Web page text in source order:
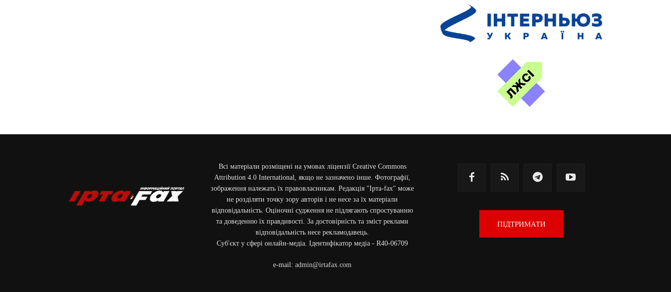
Всі матеріали розміщені на умовах ліцензії Creative Commons
Attribution 4.0 International, якщо не зазначено інше. Фотографії,
зображення належать їх правовласникам. Редакція "Ірта-fax" може
не розділяти точку зору авторів і не несе за їх матеріали
відповідальність. Оціночні судження не підлягають спростуванню
та доведенню їх правдивості. За достовірність та зміст реклами
відповідальність несе рекламодавець.
Cуб'єкт у сфері онлайн-медіа. Ідентифікатор медіа - R40-06709
e-mail: admin@irtafax.com
ПІДТРИМАТИ